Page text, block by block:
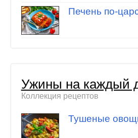
Печень по-
Ужины на каждый
Коллекция рецептов
Тушеные